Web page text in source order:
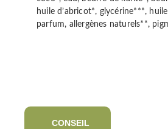
huile d’abricot*, glycérine***,
parfum, allergènes naturels**,
CONSEIL